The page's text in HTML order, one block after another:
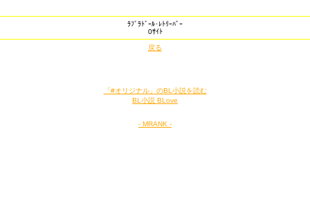
ﾗﾌﾞﾗﾄﾞｰﾙ･ﾚﾄﾘｰﾊﾞｰ
0ｻｲﾄ
戻る
「#オリジナル」のBL小説を読む
BL小説 BLove
- MRANK -